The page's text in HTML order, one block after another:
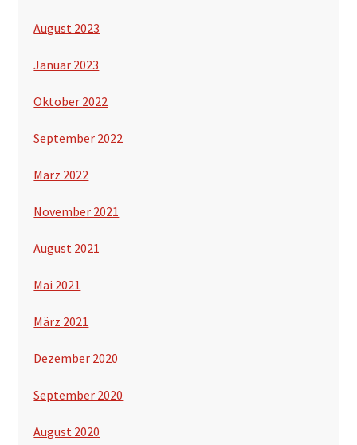
August 2023
Januar 2023
Oktober 2022
September 2022
März 2022
November 2021
August 2021
Mai 2021
März 2021
Dezember 2020
September 2020
August 2020